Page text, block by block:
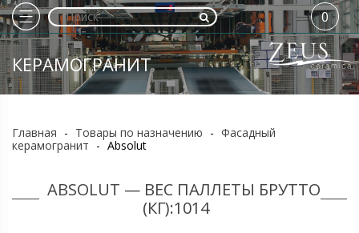
КЕРАМОГРАНИТ
0
Главная - Товары по назначению - Фасадный
керамогранит - Absolut
ABSOLUT — ВЕС ПАЛЛЕТЫ БРУТТО
(КГ):1014